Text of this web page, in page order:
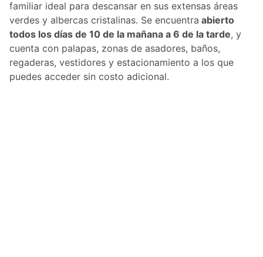
familiar ideal para descansar en sus extensas áreas
verdes y albercas cristalinas. Se encuentra abierto
todos los días de 10 de la mañana a 6 de la tarde, y
cuenta con palapas, zonas de asadores, baños,
regaderas, vestidores y estacionamiento a los que
puedes acceder sin costo adicional.